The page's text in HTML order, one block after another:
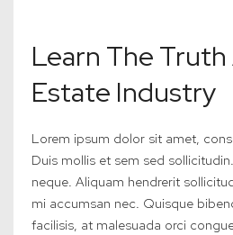
Learn The
Estate Industry
Lorem ipsum dolor sit amet,
Duis mollis et sem sed
neque. Aliquam hendrerit
mi accumsan nec. Quisque
facilisis, at malesuada orci